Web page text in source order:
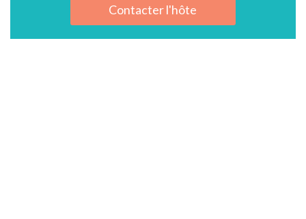
Contacter l'hôte